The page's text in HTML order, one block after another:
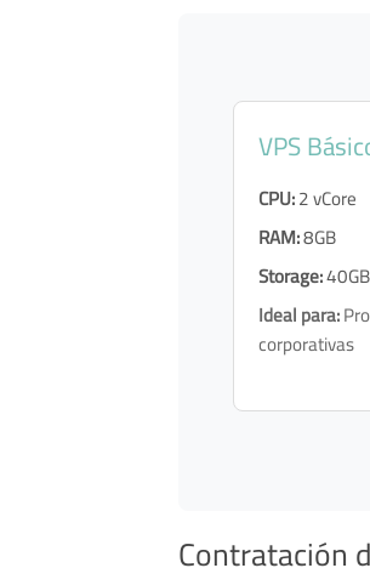
VPS
CPU:2 vCore
RAM:8GB
Storage:
Ideal para:
corporativas
Contratación